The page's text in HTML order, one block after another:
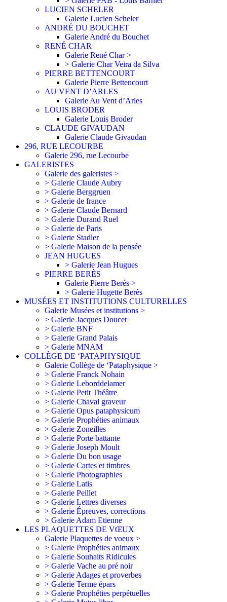
LUCIEN SCHELER
Galerie Lucien Scheler
ANDRÉ DU BOUCHET
Galerie André du Bouchet
RENÉ CHAR
Galerie René Char >
> Galerie Char Veira da Silva
PIERRE BETTENCOURT
Galerie Pierre Bettencourt
AU VENT D’ARLES
Galerie Au Vent d’Arles
LOUIS BRODER
Galerie Louis Broder
CLAUDE GIVAUDAN
Galerie Claude Givaudan
296, RUE LECOURBE
Galerie 296, rue Lecourbe
GALERISTES
Galerie des galeristes >
> Galerie Claude Aubry
> Galerie Berggruen
> Galerie de france
> Galerie Claude Bernard
> Galerie Durand Ruel
> Galerie de Paris
> Galerie Stadler
> Galerie Maison de la pensée
JEAN HUGUES
> Galerie Jean Hugues
PIERRE BERÈS
Galerie Pierre Berès >
> Galerie Hugette Berès
MUSÉES ET INSTITUTIONS CULTURELLES
Galerie Musées et institutions >
> Galerie Jacques Doucet
> Galerie BNF
> Galerie Grand Palais
> Galerie MNAM
COLLÈGE DE ‘PATAPHYSIQUE
Galerie Collège de ‘Pataphysique >
> Galerie Franck Nohain
> Galerie Leborddelamer
> Galerie Petit Théâtre
> Galerie Chaval graveur
> Galerie Opus pataphysicum
> Galerie Prophéties animaux
> Galerie Zoneilles
> Galerie Porte battante
> Galerie Joseph Moult
> Galerie Du bon usage
> Galerie Cartes et timbres
> Galerie Photographies
> Galerie Latis
> Galerie Peillet
> Galerie Lettres diverses
> Galerie Épreuves, corrections
> Galerie Adam Etienne
LES PLAQUETTES DE VŒUX
Galerie Plaquettes de voeux >
> Galerie Prophéties animaux
> Galerie Souhaits Ridicules
> Galerie Vache au pré noir
> Galerie Adages et proverbes
> Galerie Terme épars
> Galerie Prophéties perpétuelles